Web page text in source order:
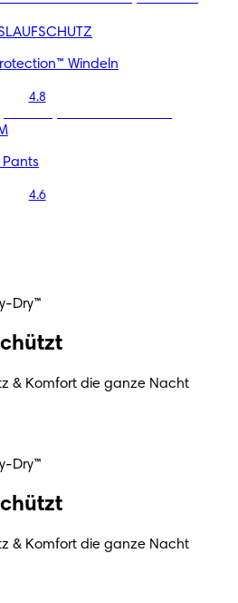
Windeln
4.8
4.6
Dry™
& Komfort die ganze Nacht
Dry™
& Komfort die ganze Nacht